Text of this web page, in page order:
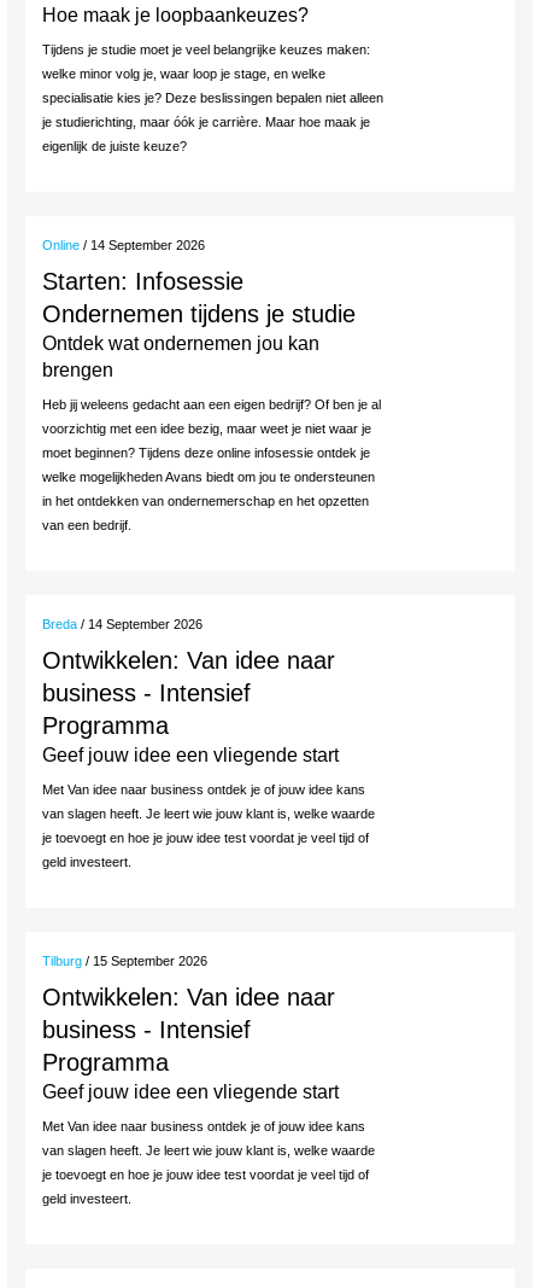
Hoe maak je loopbaankeuzes?
Tijdens je studie moet je veel belangrijke keuzes maken:
welke minor volg je, waar loop je stage, en welke
specialisatie kies je? Deze beslissingen bepalen niet alleen
je studierichting, maar óók je carrière. Maar hoe maak je
eigenlijk de juiste keuze?
Online / 14 September 2026
Starten: Infosessie
Ondernemen tijdens je studie
Ontdek wat ondernemen jou kan
brengen
Heb jij weleens gedacht aan een eigen bedrijf? Of ben je al
voorzichtig met een idee bezig, maar weet je niet waar je
moet beginnen? Tijdens deze online infosessie ontdek je
welke mogelijkheden Avans biedt om jou te ondersteunen
in het ontdekken van ondernemerschap en het opzetten
van een bedrijf.
Breda / 14 September 2026
Ontwikkelen: Van idee naar
business - Intensief
Programma
Geef jouw idee een vliegende start
Met Van idee naar business ontdek je of jouw idee kans
van slagen heeft. Je leert wie jouw klant is, welke waarde
je toevoegt en hoe je jouw idee test voordat je veel tijd of
geld investeert.
Tilburg / 15 September 2026
Ontwikkelen: Van idee naar
business - Intensief
Programma
Geef jouw idee een vliegende start
Met Van idee naar business ontdek je of jouw idee kans
van slagen heeft. Je leert wie jouw klant is, welke waarde
je toevoegt en hoe je jouw idee test voordat je veel tijd of
geld investeert.